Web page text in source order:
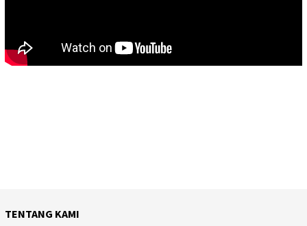
TENTANG KAMI